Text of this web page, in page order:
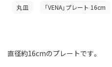
丸皿 「VENA」プレート 16cm
直径約16cmのプレートです。